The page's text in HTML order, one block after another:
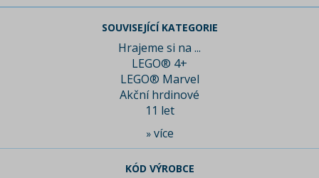
SOUVISEJÍCÍ KATEGORIE
Hrajeme si na ...
LEGO® 4+
LEGO® Marvel
Akční hrdinové
11 let
» více
KÓD VÝROBCE